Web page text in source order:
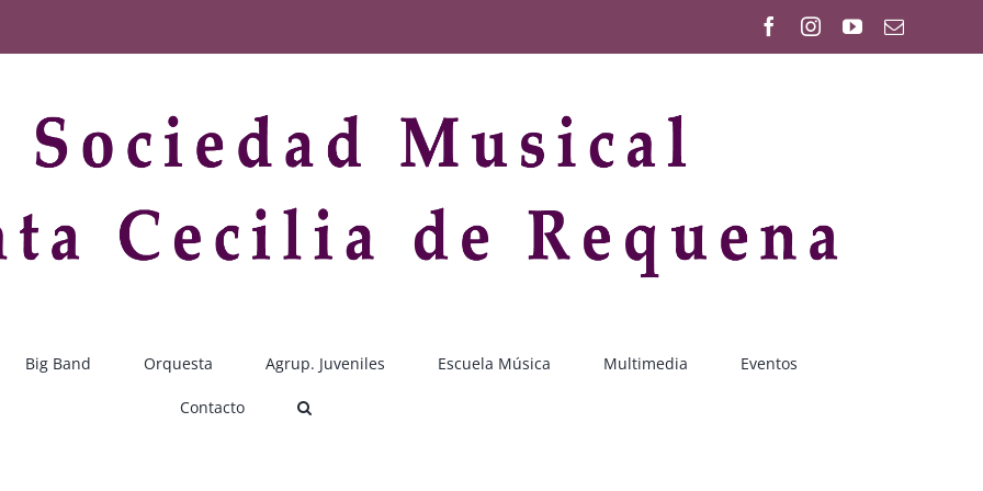
FacebookInstagram
YouTubeCorreo
Big Band Orquesta Agrup. Juveniles Escuela Música Multimedia Eventos
Contacto